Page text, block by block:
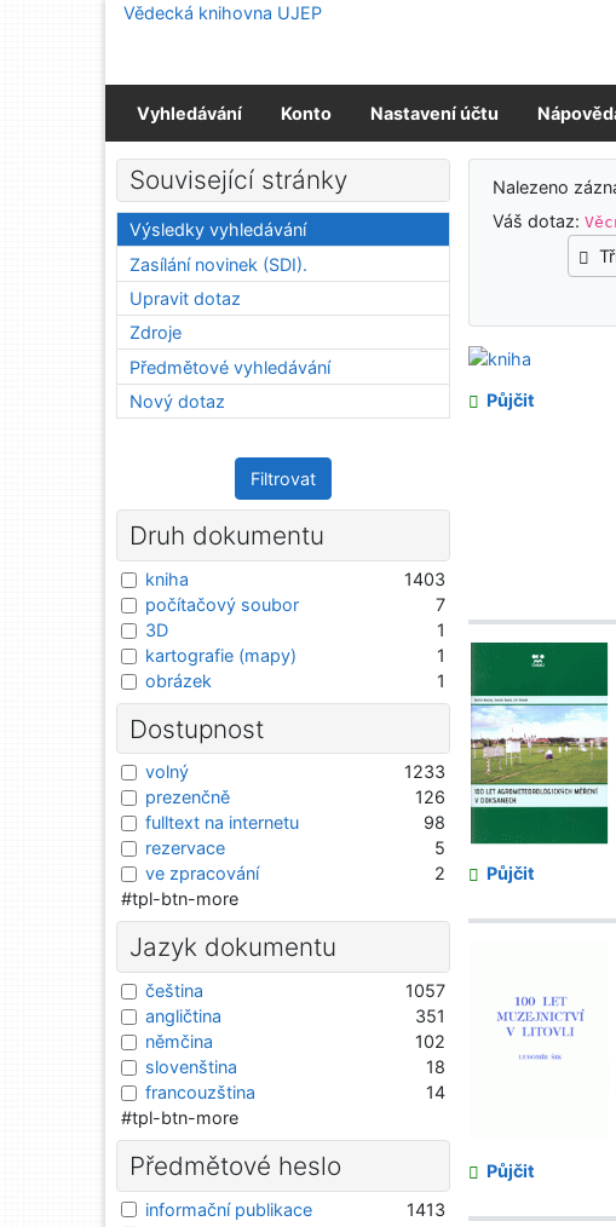
Přejít na obsah
Vědecká knihovna UJEP
Vyhledávání Konto Nastavení účtu
Nalezeno
Váš dotaz:
Půjčit
Půjčit
Půjčit
Související stránky
Výsledky vyhledávání
Zasílání novinek (SDI).
Upravit dotaz
Zdroje
Předmětové vyhledávání
Nový dotaz
Filtrovat
Druh dokumentu
kniha
1403
počítačový soubor
7
3D
1
kartografie (mapy)
1
obrázek
1
Dostupnost
volný
1233
prezenčně
126
fulltext na internetu
98
rezervace
5
ve zpracování
2
#tpl-btn-more
Jazyk dokumentu
čeština
1057
angličtina
351
němčina
102
slovenština
18
francouzština
14
#tpl-btn-more
Předmětové heslo
informační publikace
1413